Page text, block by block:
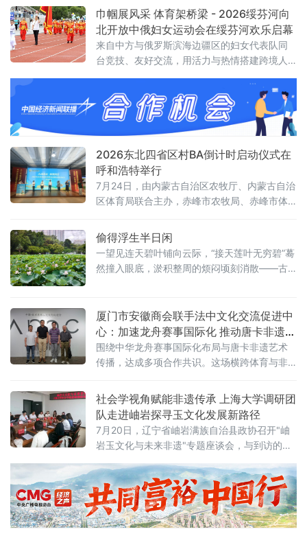
生活。黑龙江把赛事办到边境乡村，以体育赋
能兴边富民；山东策划推出“跟着村BA游乡村”
主题活动，串联整合乡村文旅资源，让赛场扎
根田间地头
巾帼展风采 体育架桥梁 - 2026绥芬河向
北开放中俄妇女运动会在绥芬河欢乐启幕
来自中方与俄罗斯滨海边疆区的妇女代表队同
台竞技、友好交流，用活力与热情搭建跨境人
2026东北四省区村BA倒计时启动仪式在
呼和浩特举行
7月24日，由内蒙古自治区农牧厅、内蒙古自治
区体育局联合主办，赤峰市农牧局、赤峰市体
美同行”2026东北四省区和美乡村篮球联赛吉祥
物发布暨30天倒计时启动仪式在呼和浩特举
行。
偷得浮生半日闲
一望见连天碧叶铺向云际，“接天莲叶无穷碧”蓦
然撞入眼底，淤积整周的烦闷顷刻消散——古
的孩童。胖乎乎的小男孩趁看护人分神，悄悄
折下一柄莲蓬，慌忙塞进汗衫，踮脚狂奔。身
后浮萍被小
厦门市安徽商会联手法中文化交流促进中
心：加速龙舟赛事国际化 推动唐卡非遗落
地长三角
围绕中华龙舟赛事国际化布局与唐卡非遗艺术
传播，达成多项合作共识。这场横跨体育与非
主线，整合国际体育平台、海外文化机构和国
家级非遗资源，探索中华优秀传统文化创造性
转化与
社会学视角赋能非遗传承 上海大学调研团
队走进岫岩探寻玉文化发展新路径
7月20日，辽宁省岫岩满族自治县政协召开"岫
岩玉文化与未来非遗"专题座谈会，与到访的上
量发展路径。县政协主席孔华、副主席刘丹峰
出席会议并讲话。座谈会上，与会人员共同观
看了上海大学调研团队在岫岩实地走访、采样
记录的专题视频。孔华向调研团队赠送《岫岩